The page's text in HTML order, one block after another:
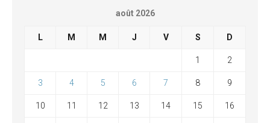
août 2026
L M M J V S D
1 2
3 4 5 6 7 8 9
10 11 12 13 14 15 16